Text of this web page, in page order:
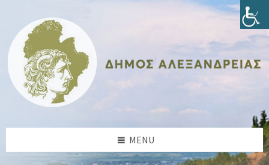
content
sidebar
sidebar
footer
MENU